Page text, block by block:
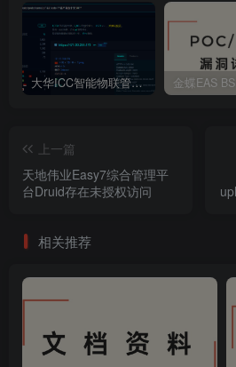
大华ICC智能物联管理平台 file_download 任意文件读取
上一篇
天地伟业Easy7综合管理平
台Druid存在未授权访问
相关推荐